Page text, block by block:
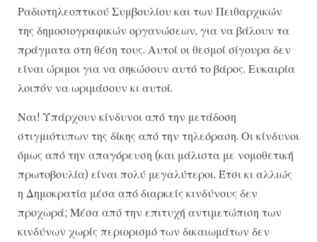
Ραδιοτηλεοπτικού Συμβουλίου και των Πειθαρχικών
της δημοσιογραφικών οργανώσεων, για να βάλουν τα
πράγματα στη θέση τους. Αυτοί οι θεσμοί σίγουρα δεν
είναι ώριμοι για να σηκώσουν αυτό το βάρος. Ευκαιρία
λοιπόν να ωριμάσουν κι αυτοί.
Ναι! Υπάρχουν κίνδυνοι από την μετάδοση
στιγμιότυπων της δίκης από την τηλεόραση. Οι κίνδυνοι
όμως από την απαγόρευση (και μάλιστα με νομοθετική
πρωτοβουλία) είναι πολύ μεγαλύτεροι. Έτσι κι αλλιώς
η Δημοκρατία μέσα από διαρκείς κινδύνους δεν
προχωρά; Μέσα από την επιτυχή αντιμετώπιση των
κινδύνων χωρίς περιορισμό των δικαιωμάτων δεν